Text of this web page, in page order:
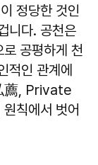
정당한 것인
니다. 공천은
공평하게 천
적인 관계에
薦, Private
칙에서 벗어